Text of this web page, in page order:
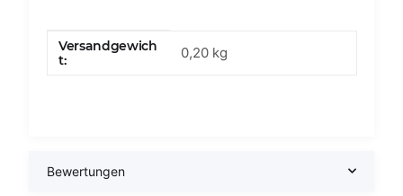
Produkteigenschaft
Wert
Versandgewich
t:
0,20 kg
Bewertungen